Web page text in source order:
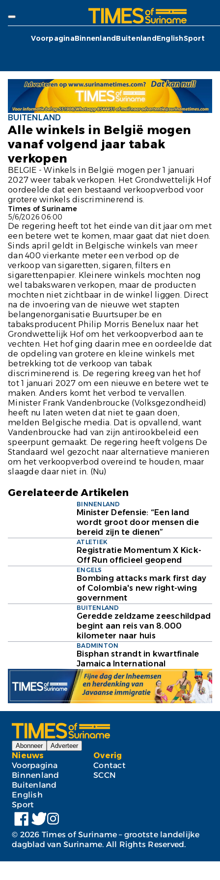
VoorpaginaBinnenlandBuitenlandEnglishSport
BUITENLAND
Alle winkels in België mogen
vanaf volgend jaar tabak
verkopen
BELGIE - Winkels in België mogen per 1 januari
2027 weer tabak verkopen. Het Grondwettelijk Hof
oordeelde dat een bestaand verkoopverbod voor
grotere winkels discriminerend is.
Times of Suriname
5/6/2026 06:00
De regering heeft tot het einde van dit jaar om met
een betere wet te komen, maar gaat dat niet doen.
Sinds april geldt in Belgische winkels van meer
dan 400 vierkante meter een verbod op de
verkoop van sigaretten, sigaren, filters en
sigarettenpapier. Kleinere winkels mochten nog
wel tabakswaren verkopen, maar de producten
mochten niet zichtbaar in de winkel liggen. Direct
na de invoering van de nieuwe wet stapten
belangenorganisatie Buurtsuper.be en
tabaksproducent Philip Morris Benelux naar het
Grondwettelijk Hof om het verkoopverbod aan te
vechten. Het hof ging daarin mee en oordeelde dat
de opdeling van grotere en kleine winkels met
betrekking tot de verkoop van tabak
discriminerend is. De regering kreeg van het hof
tot 1 januari 2027 om een nieuwe en betere wet te
maken. Anders komt het verbod te vervallen.
Minister Frank Vandenbroucke (Volksgezondheid)
heeft nu laten weten dat niet te gaan doen,
melden Belgische media. Dat is opvallend, want
Vandenbroucke had van zijn antirookbeleid een
speerpunt gemaakt. De regering heeft volgens De
Standaard wel gezocht naar alternatieve manieren
om het verkoopverbod overeind te houden, maar
slaagde daar niet in. (Nu)
Gerelateerde Artikelen
BINNENLAND
Minister Defensie: “Een land
wordt groot door mensen die
bereid zijn te dienen”
ATLETIEK
Registratie Momentum X Kick-
Off Run officieel geopend
ENGELS
Bombing attacks mark first day
of Colombia's new right-wing
government
BUITENLAND
Geredde zeldzame zeeschildpad
begint aan reis van 8.000
kilometer naar huis
BADMINTON
Bisphan strandt in kwartfinale
Jamaica International
Abonneer Adverteer
Nieuws
Voorpagina
Binnenland
Buitenland
English
Sport
Overig
Contact
SCCN
© 2026 Times of Suriname – grootste landelijke
dagblad van Suriname. All Rights Reserved.